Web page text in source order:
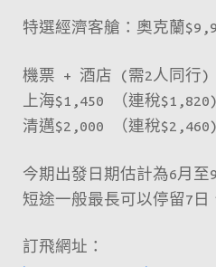
特選經濟客艙：奧克蘭
機票 + 酒店 (需2人同行)
上海$1,450 （連稅$1,820)
清邁$2,000 （連稅$2,460)
今期出發日期估計為6月至
短途一般最長可以停留7日
訂飛網址：